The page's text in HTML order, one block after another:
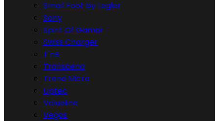
Small Foot by Legler
Sony
Spirit Of Gamer
Swiss Charger
T'nB
Transcend
Trend Micro
Uptec
Valueline
Vegas